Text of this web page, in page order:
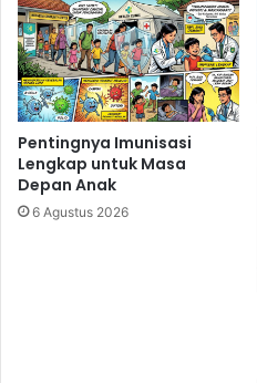
Pentingnya Imunisasi
Lengkap untuk Masa
Depan Anak
6 Agustus 2026